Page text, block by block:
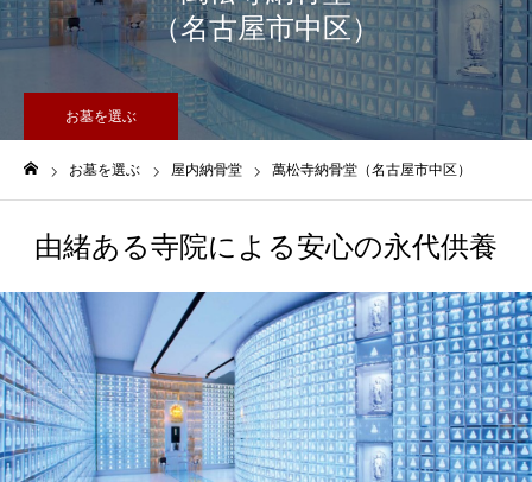
（名古屋市中区）
お墓を選ぶ
お墓を選ぶ 屋内納骨堂 萬松寺納骨堂（名古屋市中区）
由緒ある寺院による安心の永代供養